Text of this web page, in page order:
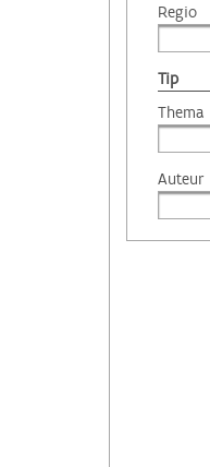
Regio
Tip
Thema
Auteur